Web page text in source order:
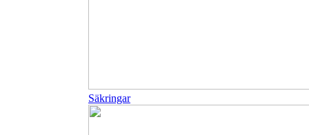
Säkringar